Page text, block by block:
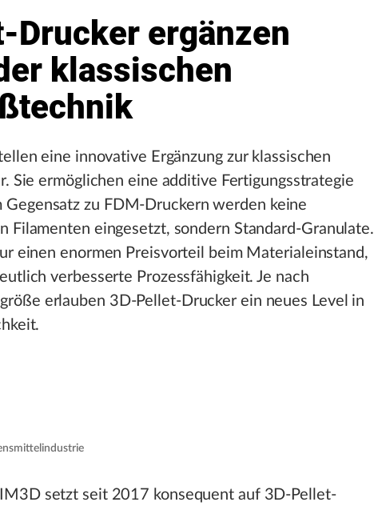
Drucker ergänzen
klassischen
eine innovative Ergänzung zur klassischen
Sie ermöglichen eine additive Fertigungsstrategie
Gegensatz zu FDM-Druckern werden keine
Filamenten eingesetzt, sondern Standard-Granulate.
einen enormen Preisvorteil beim Materialeinstand,
verbesserte Prozessfähigkeit. Je nach
erlauben 3D-Pellet-Drucker ein neues Level in
setzt seit 2017 konsequent auf 3D-Pellet-